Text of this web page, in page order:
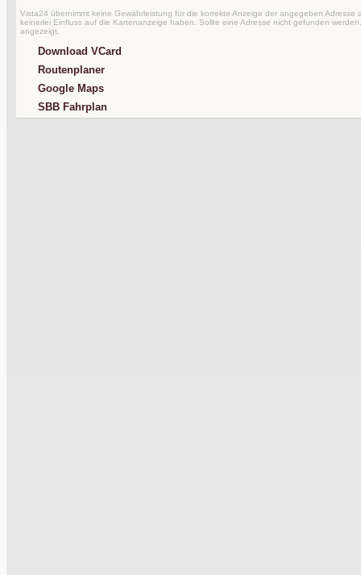
Vista24 übernimmt keine Gewährleistung für die korrekte Anzeige der angegeben Adresse
keinerlei Einfluss auf die Kartenanzeige haben. Sollte eine Adresse nicht gefunden
angezeigt.
Download VCard
Routenplaner
Google Maps
SBB Fahrplan